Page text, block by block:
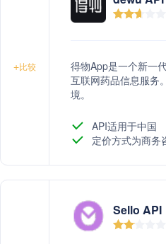
+比较
得物App是一个新一
互联网药品信息服务
境。
API适用于中国
定价方式为商务
Sello API